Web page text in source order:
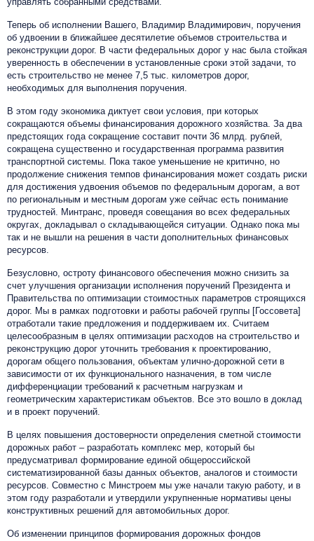
Теперь об исполнении Вашего, Владимир Владимирович, поручения
об удвоении в ближайшее десятилетие объемов строительства и
реконструкции дорог. В части федеральных дорог у нас была стойкая
уверенность в обеспечении в установленные сроки этой задачи, то
есть строительство не менее 7,5 тыс. километров дорог,
необходимых для выполнения поручения.
В этом году экономика диктует свои условия, при которых
сокращаются объемы финансирования дорожного хозяйства. За два
предстоящих года сокращение составит почти 36 млрд. рублей,
сокращена существенно и государственная программа развития
транспортной системы. Пока такое уменьшение не критично, но
продолжение снижения темпов финансирования может создать риски
для достижения удвоения объемов по федеральным дорогам, а вот
по региональным и местным дорогам уже сейчас есть понимание
трудностей. Минтранс, проведя совещания во всех федеральных
округах, докладывал о складывающейся ситуации. Однако пока мы
так и не вышли на решения в части дополнительных финансовых
ресурсов.
Безусловно, остроту финансового обеспечения можно снизить за
счет улучшения организации исполнения поручений Президента и
Правительства по оптимизации стоимостных параметров строящихся
дорог. Мы в рамках подготовки и работы рабочей группы [Госсовета]
отработали такие предложения и поддерживаем их. Считаем
целесообразным в целях оптимизации расходов на строительство и
реконструкцию дорог уточнить требования к проектированию,
дорогам общего пользования, объектам улично-дорожной сети в
зависимости от их функционального назначения, в том числе
дифференциации требований к расчетным нагрузкам и
геометрическим характеристикам объектов. Все это вошло в доклад
и в проект поручений.
В целях повышения достоверности определения сметной стоимости
дорожных работ – разработать комплекс мер, который бы
предусматривал формирование единой общероссийской
систематизированной базы данных объектов, аналогов и стоимости
ресурсов. Совместно с Минстроем мы уже начали такую работу, и в
этом году разработали и утвердили укрупненные нормативы цены
конструктивных решений для автомобильных дорог.
Об изменении принципов формирования дорожных фондов